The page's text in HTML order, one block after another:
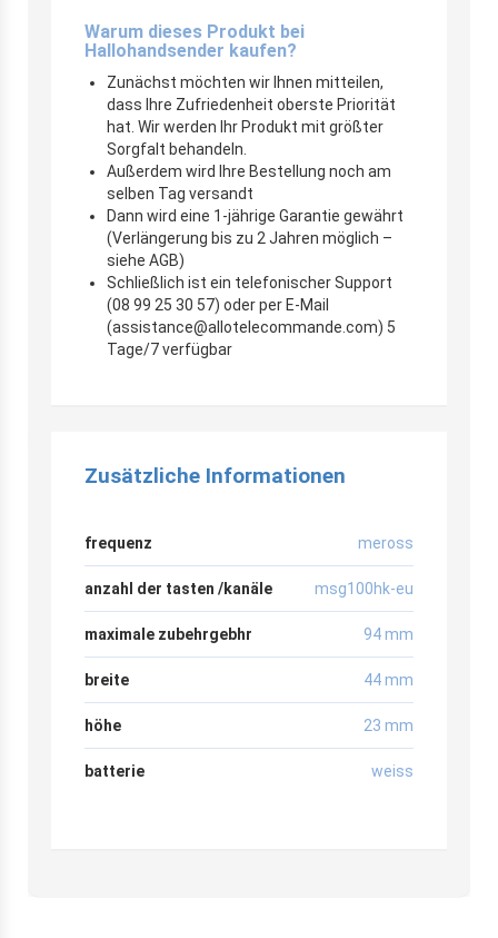
Warum dieses Produkt bei
Hallohandsender kaufen?
Zunächst möchten wir Ihnen mitteilen,
dass Ihre Zufriedenheit oberste Priorität
hat. Wir werden Ihr Produkt mit größter
Sorgfalt behandeln.
Außerdem wird Ihre Bestellung noch am
selben Tag versandt
Dann wird eine 1-jährige Garantie gewährt
(Verlängerung bis zu 2 Jahren möglich –
siehe AGB)
Schließlich ist ein telefonischer Support
(08 99 25 30 57) oder per E-Mail
(assistance@allotelecommande.com) 5
Tage/7 verfügbar
Zusätzliche Informationen
frequenz meross
anzahl der tasten /kanäle msg100hk-eu
maximale zubehrgebhr 94 mm
breite 44 mm
höhe 23 mm
batterie weiss